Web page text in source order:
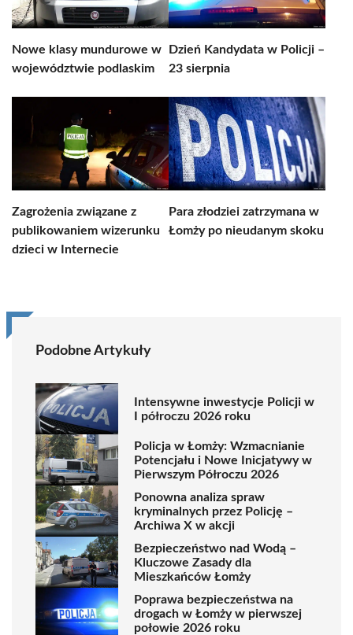
Nowe klasy mundurowe w
województwie podlaskim
Dzień Kandydata w Policji –
23 sierpnia
Zagrożenia związane z
publikowaniem wizerunku
dzieci w Internecie
Para złodziei zatrzymana w
Łomży po nieudanym skoku
Podobne Artykuły
Intensywne inwestycje Policji w
I półroczu 2026 roku
Policja w Łomży: Wzmacnianie
Potencjału i Nowe Inicjatywy w
Pierwszym Półroczu 2026
Ponowna analiza spraw
kryminalnych przez Policję –
Archiwa X w akcji
Bezpieczeństwo nad Wodą –
Kluczowe Zasady dla
Mieszkańców Łomży
Poprawa bezpieczeństwa na
drogach w Łomży w pierwszej
połowie 2026 roku